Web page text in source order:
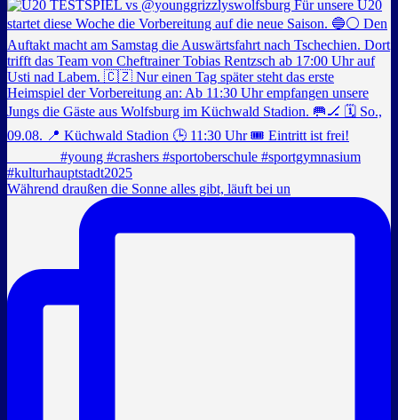
Während draußen die Sonne alles gibt, läuft bei un